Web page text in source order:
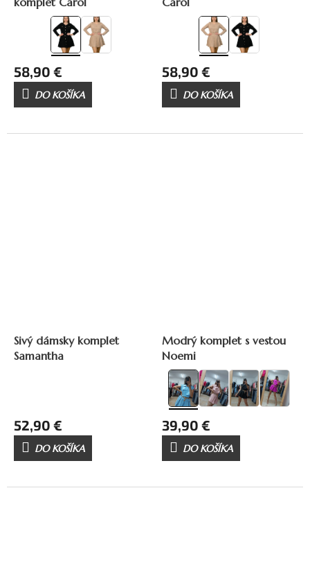
58,90 €
DO KOŠÍKA
58,90 €
DO KOŠÍKA
Sivý dámsky komplet
Samantha
52,90 €
DO KOŠÍKA
Modrý komplet s vestou
Noemi
39,90 €
DO KOŠÍKA